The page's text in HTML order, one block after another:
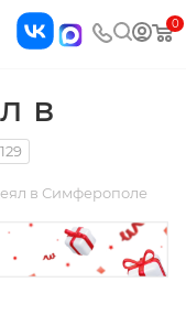
0
в
129
в Симферополе